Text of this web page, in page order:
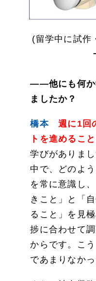
(留学中に試作
——他にも何か
ましたか？
橋本
週に1回
トを進めること
学びがありま
中で、どのよ
を常に意識し
きこと」と「
ること」を見
捗に合わせて
からです。こ
であまりなか